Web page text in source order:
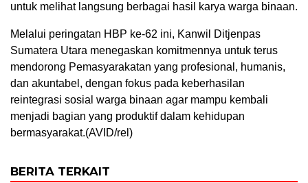
untuk melihat langsung berbagai hasil karya warga binaan.
Melalui peringatan HBP ke-62 ini, Kanwil Ditjenpas
Sumatera Utara menegaskan komitmennya untuk terus
mendorong Pemasyarakatan yang profesional, humanis,
dan akuntabel, dengan fokus pada keberhasilan
reintegrasi sosial warga binaan agar mampu kembali
menjadi bagian yang produktif dalam kehidupan
bermasyarakat.(AVID/rel)
BERITA TERKAIT